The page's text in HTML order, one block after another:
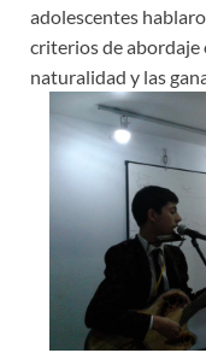
adolescentes
criterios de abordaje
naturalidad y las